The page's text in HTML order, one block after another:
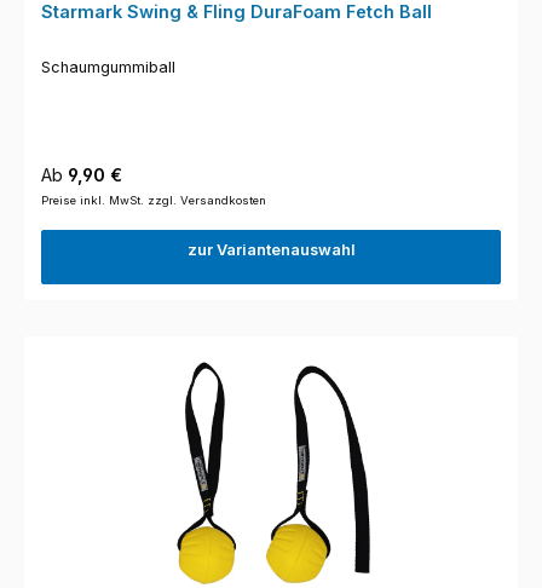
Starmark Swing & Fling DuraFoam Fetch Ball
Schaumgummiball
Regulärer Preis:
Ab 9,90 €
Preise inkl. MwSt. zzgl. Versandkosten
zur Variantenauswahl